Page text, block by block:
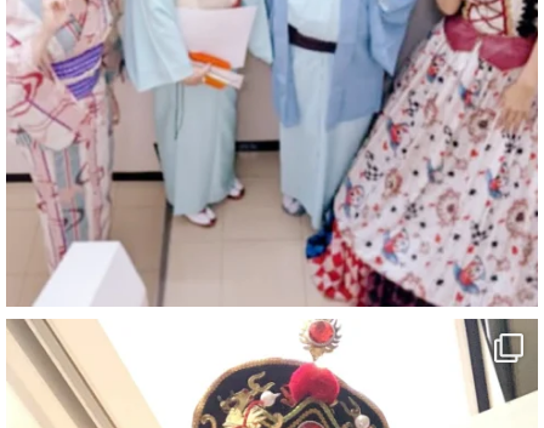
マジシャン派遣 パッションプリンセス【公式】
@comedy_illusion · 4 8月
お疲れ様です
ブログ更新しました
「マジシャン和歌山旅 白浜町・三段壁洞窟」
#企業公式がお疲れ様を言い合う
#旅行好きな人と繋がりたい
#一人旅
#女性マジシャン
#出張マジック
#マジシャン派遣
#イリュージョン
#和歌山県